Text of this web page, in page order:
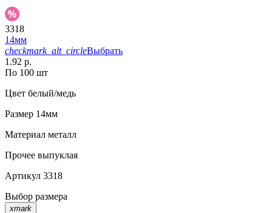
3318
14мм
checkmark_alt_circleВыбрать
1.92 р.
По 100 шт
Цвет белый/медь
Размер 14мм
Материал металл
Прочее выпуклая
Артикул 3318
Выбор размера
xmark